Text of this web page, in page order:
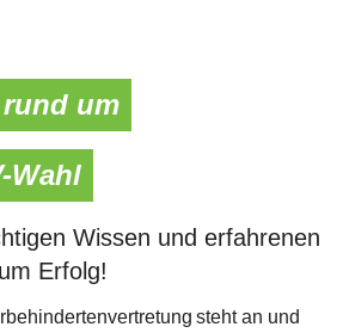
um
Wahl
Wissen und erfahrenen
Erfolg!
steht an und